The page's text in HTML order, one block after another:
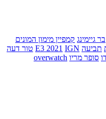
בר גיימינג קמפיין מימון המונים
תביעה E3 2021 IGN
טור דעה
סופר מריו overwatch